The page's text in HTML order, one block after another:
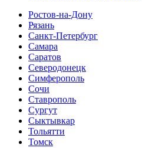
Ростов-на-Дону
Рязань
Санкт-Петербург
Самара
Саратов
Северодонецк
Симферополь
Сочи
Ставрополь
Сургут
Сыктывкар
Тольятти
Томск